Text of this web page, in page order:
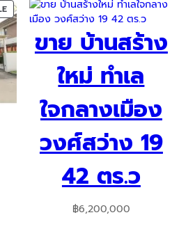
PRODUCT
ON
SALE
ขาย บ้านสร้าง
ใหม่ ทำเล
ใจกลางเมือง
วงศ์สว่าง 19
42 ตร.ว
฿6,200,000